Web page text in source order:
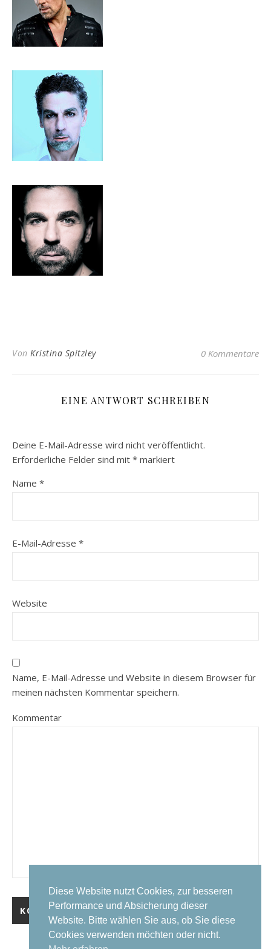
Von Kristina Spitzley 0 Kommentare
EINE ANTWORT SCHREIBEN
Deine E-Mail-Adresse wird nicht veröffentlicht.
Erforderliche Felder sind mit * markiert
Name *
E-Mail-Adresse *
Website
Name, E-Mail-Adresse und Website in diesem Browser für
meinen nächsten Kommentar speichern.
Kommentar
Diese Website nutzt Cookies, zur besseren
Performance und Absicherung dieser
Website. Bitte wählen Sie aus, ob Sie diese
Cookies verwenden möchten oder nicht.